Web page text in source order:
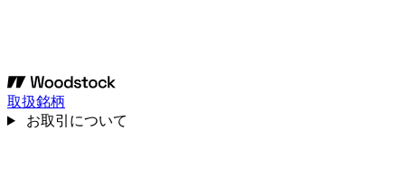
取扱銘柄
お取引について